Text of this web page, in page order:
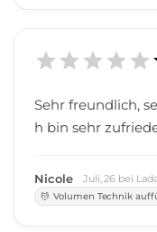
Sehr freundlich,
h bin sehr
Nicole Juli ,26 bei
Volumen Technik